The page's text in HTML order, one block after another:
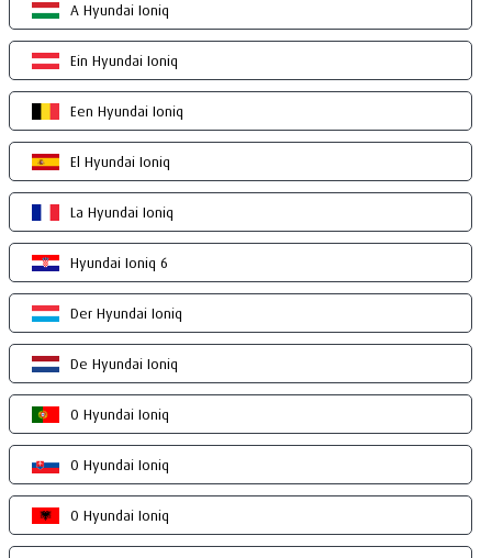
A Hyundai Ioniq
Ein Hyundai Ioniq
Een Hyundai Ioniq
El Hyundai Ioniq
La Hyundai Ioniq
Hyundai Ioniq 6
Der Hyundai Ioniq
De Hyundai Ioniq
O Hyundai Ioniq
O Hyundai Ioniq
O Hyundai Ioniq